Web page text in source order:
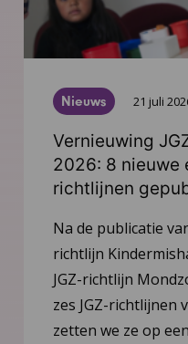
Nieuws 21 juli
Vernieuwing
2026: 8 nieuwe
richtlijnen
Na de publicatie
richtlijn
JGZ-richtlijn
zes JGZ-richtlijnen
zetten we ze op